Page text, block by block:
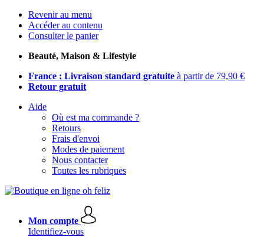
Revenir au menu
Accéder au contenu
Consulter le panier
Beauté, Maison & Lifestyle
France : Livraison standard gratuite à partir de 79,90 €
Retour gratuit
Aide
Où est ma commande ?
Retours
Frais d'envoi
Modes de paiement
Nous contacter
Toutes les rubriques
Mon compte
Identifiez-vous